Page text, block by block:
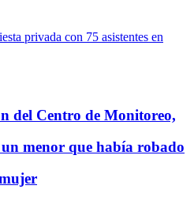
del Centro de Monitoreo,
menor que había robado